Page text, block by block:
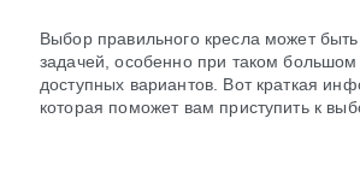
Выбор правильного кресла может
задачей, особенно при таком большом
доступных вариантов. Вот краткая
которая поможет вам приступить к